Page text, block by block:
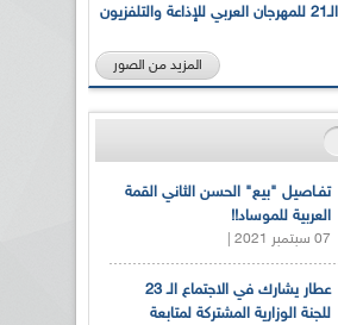
بالصور... الدورة الـ21 للمهرجان العربي للإذاعة والتلفزيون
المزيد من الصور
تفـاصيل "بيع" الحسن الثاني القمة
العربية للموساد!!
07 سبتمبر 2021 |
عطار يشارك في الاجتماع الـ 23
للجنة الوزارية المشتركة لمتابعة